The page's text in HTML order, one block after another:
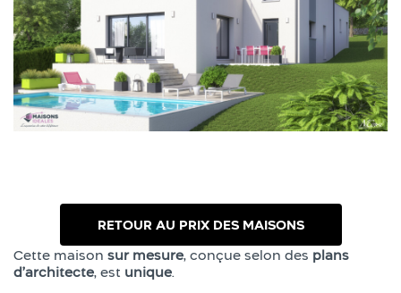
Cette maison sur mesure, conçue selon des plans
d’architecte, est unique.
RETOUR AU PRIX DES MAISONS